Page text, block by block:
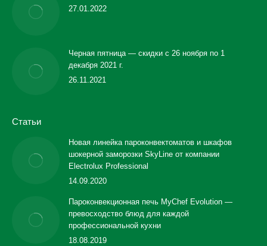
27.01.2022
Черная пятница — скидки с 26 ноября по 1
декабря 2021 г.
26.11.2021
Статьи
Новая линейка пароконвектоматов и шкафов
шокерной заморозки SkyLine от компании
Electrolux Professional
14.09.2020
Пароконвекционная печь MyChef Evolution —
превосходство блюд для каждой
профессиональной кухни
18.08.2019